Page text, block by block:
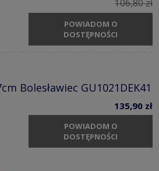
106,80 zł
POWIADOM O
DOSTĘPNOŚCI
Bolesławiec GU1021DEK41
135,90 zł
POWIADOM O
DOSTĘPNOŚCI